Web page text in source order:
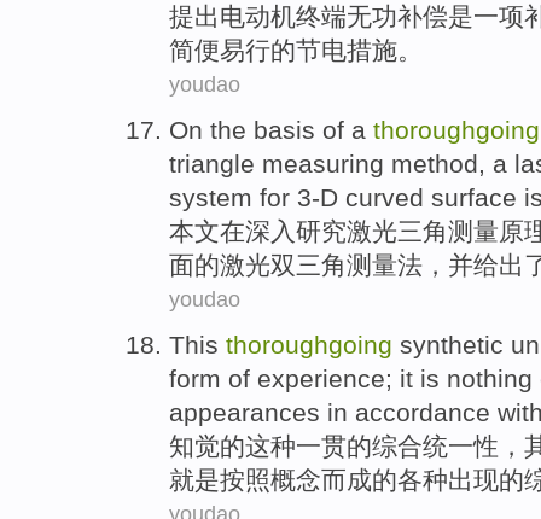
提出电动机终端无功补偿是一项
简便易行的节电措施。
youdao
On the basis of a thoroughgoing
triangle measuring method, a
system for 3-D curved surface
本文在深入研究激光三角测量原
面的激光双三角测量法 ，并给出
youdao
This thoroughgoing synthetic
form of experience; it is nothing
appearances in accordance
知觉的这种一贯的综合统一性 ，
就是按照概念而成的各种出现的
youdao